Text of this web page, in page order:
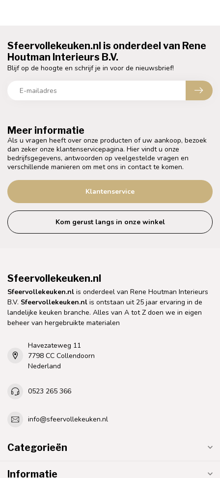
Meer informatie
Als u vragen heeft over onze producten of uw aankoop, bezoek
dan zeker onze klantenservicepagina. Hier vindt u onze
bedrijfsgegevens, antwoorden op veelgestelde vragen en
verschillende manieren om met ons in contact te komen.
Klantenservice
Kom gerust langs in onze winkel
Sfeervollekeuken.nl is onderdeel van Rene
Houtman Interieurs B.V.
Blijf op de hoogte en schrijf je in voor de nieuwsbrief!
Sfeervollekeuken.nl
Sfeervollekeuken.nl is onderdeel van Rene Houtman Interieurs
B.V. Sfeervollekeuken.nl is ontstaan uit 25 jaar ervaring in de
landelijke keuken branche. Alles van A tot Z doen we in eigen
beheer van hergebruikte materialen
Havezateweg 11
7798 CC Collendoorn
Nederland
0523 265 366
info@sfeervollekeuken.nl
Categorieën
Informatie